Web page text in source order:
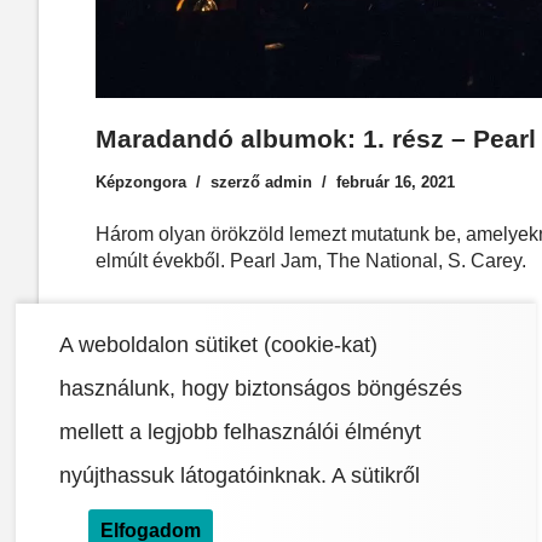
A weboldalon sütiket (cookie-kat)
használunk, hogy biztonságos böngészés
mellett a legjobb felhasználói élményt
nyújthassuk látogatóinknak.A sütikről
Elfogadom
Maradandó albumok: 1. rész –
Képzongora szerző admin február 16, 2021
Három olyan örökzöld lemezt mutatunk be,
elmúlt évekből. Pearl Jam, The National, S. Carey.